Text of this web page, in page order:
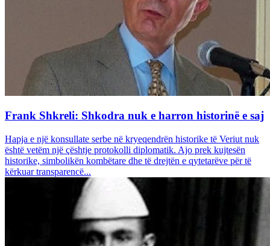
Frank Shkreli: Shkodra nuk e harron historinë e saj
Hapja e një konsullate serbe në kryeqendrën historike të Veriut nuk
është vetëm një çështje protokolli diplomatik. Ajo prek kujtesën
historike, simbolikën kombëtare dhe të drejtën e qytetarëve për të
kërkuar transparencë...